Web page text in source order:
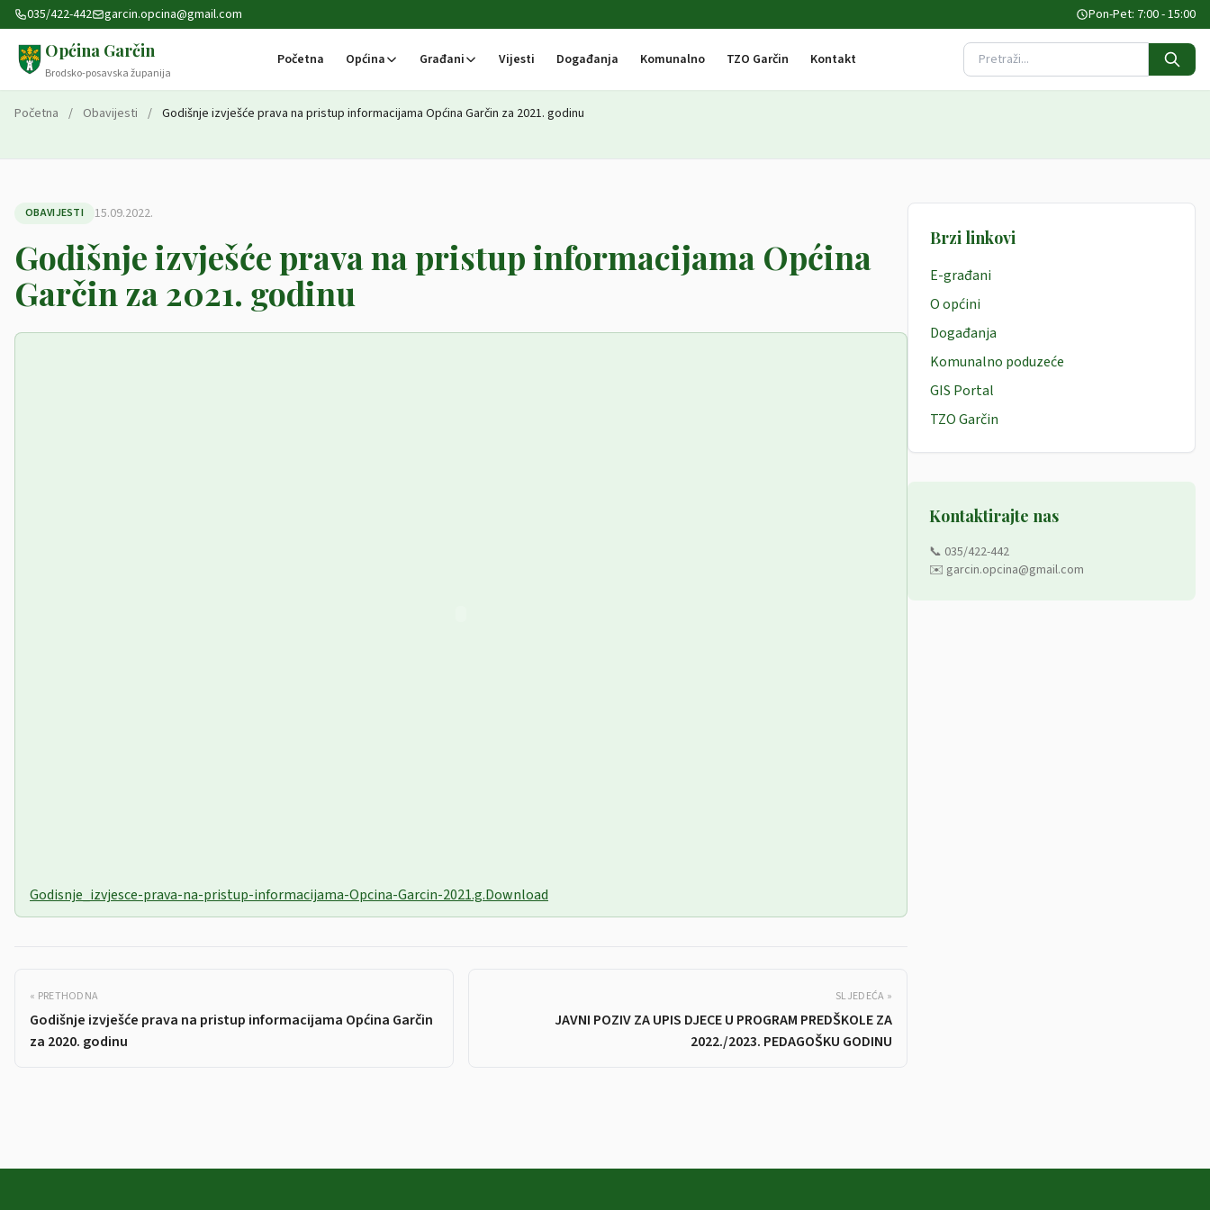
Preskoči na sadržaj
035/422-442 garcin.opcina@gmail.com Pon-Pet: 7:00 - 15:00
Općina Garčin
Brodsko-posavska županija
Početna Općina Građani Vijesti Događanja Komunalno TZO Garčin Kontakt Pretraži stranicu
Početna / Obavijesti / Godišnje izvješće prava na pristup informacijama Općina Garčin za 2021. godinu
OBAVIJESTI 15.09.2022.
Godišnje izvješće prava na pristup informacijama Općina
Garčin za 2021. godinu
Godisnje_izvjesce-prava-na-pristup-informacijama-Opcina-Garcin-2021.g.Download
« PRETHODNA
Godišnje izvješće prava na pristup informacijama Općina Garčin
za 2020. godinu
SLJEDEĆA »
JAVNI POZIV ZA UPIS DJECE U PROGRAM PREDŠKOLE ZA
2022./2023. PEDAGOŠKU GODINU
Brzi linkovi
E-građani
O općini
Događanja
Komunalno poduzeće
GIS Portal
TZO Garčin
Kontaktirajte nas
📞 035/422-442
✉️ garcin.opcina@gmail.com